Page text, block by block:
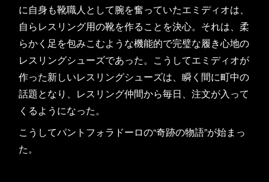
に自身も靴職人として腕を奮っていたエミディオは、
自らレスリング用の靴を作ることを決心。それは、柔
らかく足を包みこむような機能的で完璧な履き心地の
レスリングシューズであった。こうしてエミディオが
作った新しいレスリングシューズは、瞬く間に町中の
話題となり、レスリング仲間から毎日、注文が入って
くるようになった。
こうしてパントフォラドーロの“奇跡の物語”が始まっ
た。